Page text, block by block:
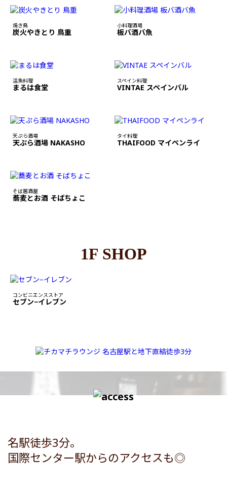
焼き鳥
炭火やきとり 鳥重
小料理酒場
板バ酒バ魚
活魚料理
まるは食堂
スペイン料理
VINTAE スペインバル
天ぷら酒場
天ぷら酒場 NAKASHO
タイ料理
THAIFOOD マイペンライ
そば居酒屋
蕎麦とお酒 そばちょこ
1F SHOP
コンビニエンスストア
セブン−イレブン
名駅徒歩3分。
国際センター駅からのアクセスも◎